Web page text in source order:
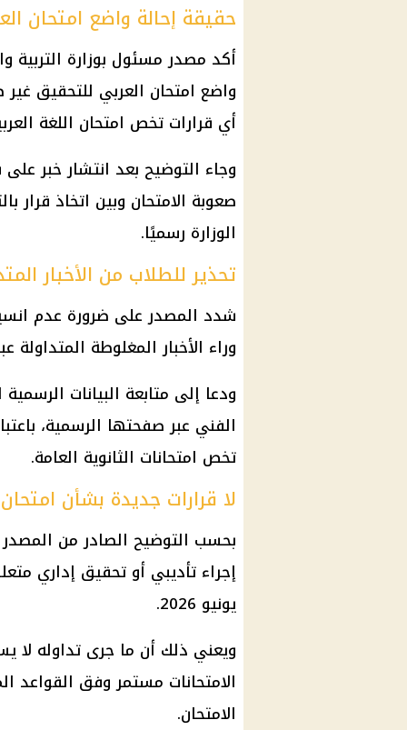
حقيقة إحالة واضع امتحان
أكد مصدر مسئول بوزارة التربية
واضع امتحان العربي للتحقيق غير
أي قرارات تخص امتحان اللغة العربية
وجاء التوضيح بعد انتشار خبر
صعوبة الامتحان وبين اتخاذ قرار
الوزارة رسميًا.
تحذير للطلاب من الأخبار
وراء الأخبار المغلوطة
ودعا إلى متابعة البيانات الرسمية
الفني عبر صفحتها الرسمية،
تخص امتحانات الثانوية العامة.
لا قرارات جديدة بشأن امتحان
بحسب التوضيح الصادر من المصدر
يونيو 2026.
ويعني ذلك أن ما جرى تداوله لا
الامتحانات مستمر وفق القواعد
الامتحان.